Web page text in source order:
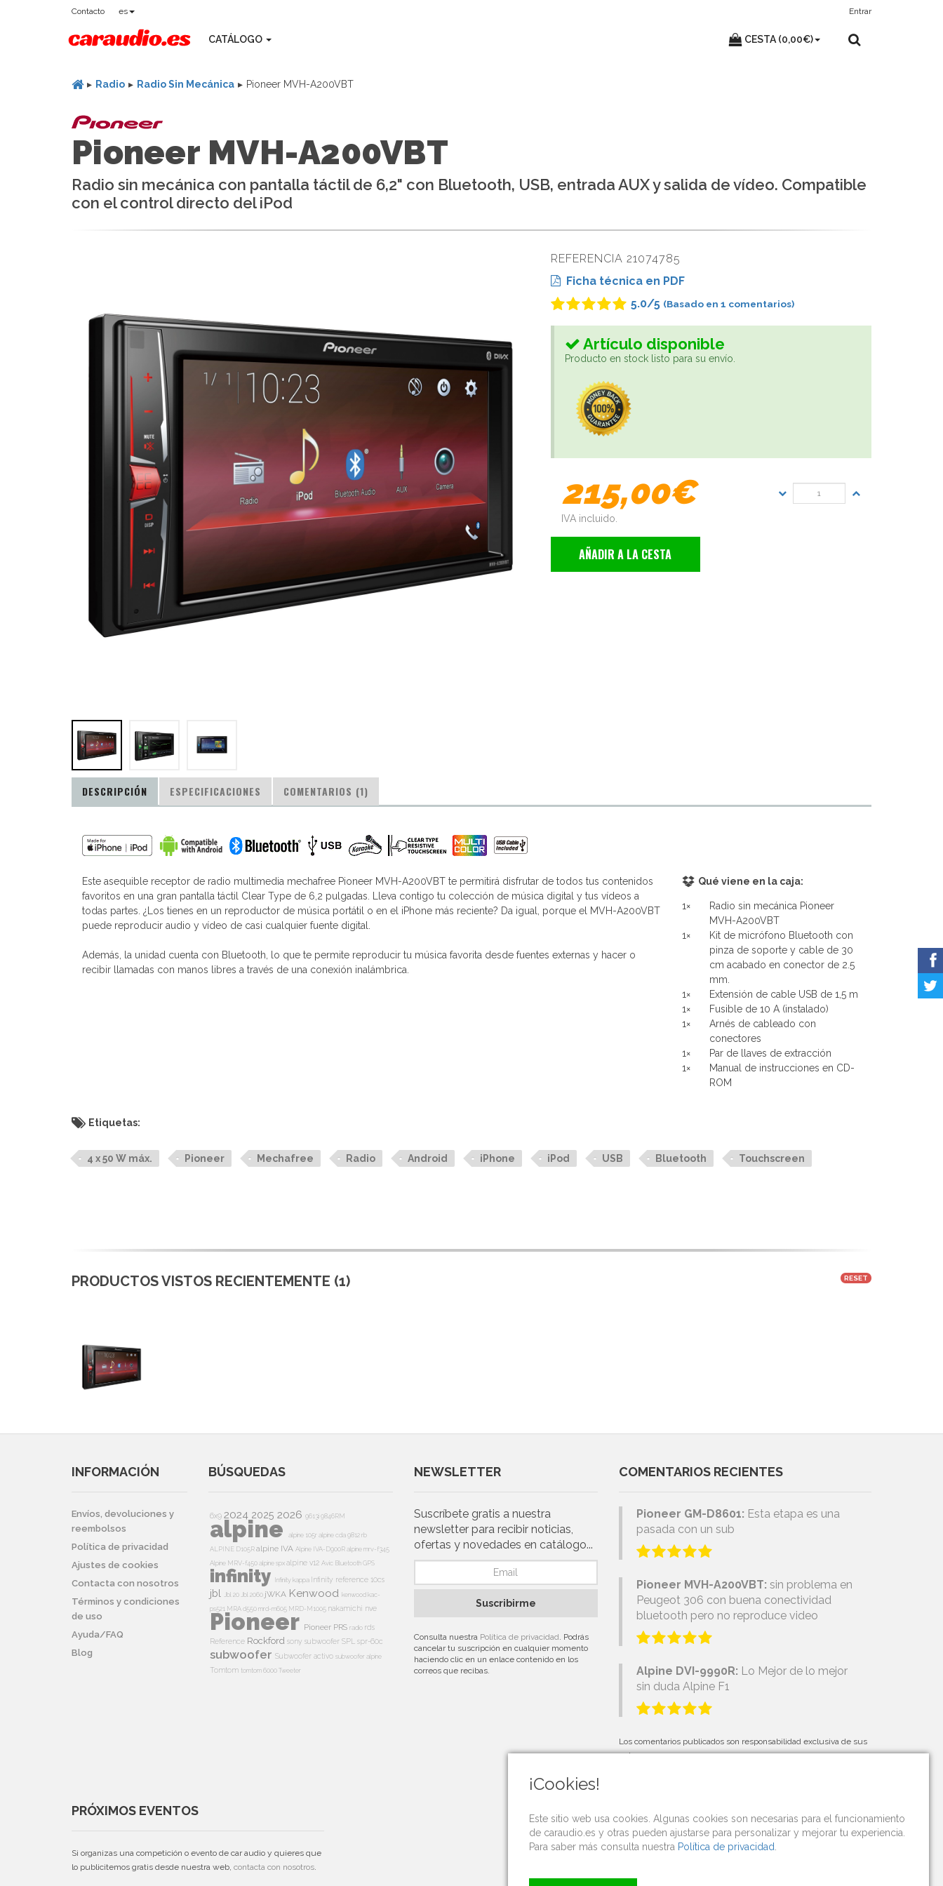
Contacto es Entrar
CATÁLOGO CESTA (0,00€)
Radio Radio Sin Mecánica Pioneer MVH-A200VBT
Pioneer MVH-A200VBT
Radio sin mecánica con pantalla táctil de 6,2" con Bluetooth, USB, entrada AUX y salida de vídeo. Compatible
con el control directo del iPod
REFERENCIA 21074785
Ficha técnica en PDF
5.0/5 (Basado en 1 comentarios)
Artículo disponible
Producto en stock listo para su envío.
215,00€
IVA incluido.
AÑADIR A LA CESTA
DESCRIPCIÓN ESPECIFICACIONES COMENTARIOS (1)
Este asequible receptor de radio multimedia mechafree Pioneer MVH-A200VBT te permitirá disfrutar de todos tus contenidos
favoritos en una gran pantalla táctil Clear Type de 6,2 pulgadas. Lleva contigo tu colección de música digital y tus vídeos a
todas partes. ¿Los tienes en un reproductor de música portátil o en el iPhone más reciente? Da igual, porque el MVH-A200VBT
puede reproducir audio y vídeo de casi cualquier fuente digital.
Además, la unidad cuenta con Bluetooth, lo que te permite reproducir tu música favorita desde fuentes externas y hacer o
recibir llamadas con manos libres a través de una conexión inalámbrica.
Qué viene en la caja:
1×
Radio sin mecánica Pioneer
MVH-A200VBT
1×
Kit de micrófono Bluetooth con
pinza de soporte y cable de 30
cm acabado en conector de 2.5
mm.
1×
Extensión de cable USB de 1,5 m
1×
Fusible de 10 A (instalado)
1×
Arnés de cableado con
conectores
1×
Par de llaves de extracción
1×
Manual de instrucciones en CD-
ROM
Etiquetas:
4 x 50 W máx. Pioneer Mechafree Radio Android iPhone iPod USB Bluetooth Touchscreen
PRODUCTOS VISTOS RECIENTEMENTE (1) RESET
INFORMACIÓN
Envíos, devoluciones y
reembolsos
Política de privacidad
Ajustes de cookies
Contacta con nosotros
Términos y condiciones
de uso
Ayuda/FAQ
Blog
BÚSQUEDAS
6x9 2024 2025 2026 9613i9846RM
alpine alpine 105r alpine cda 9812 rb
ALPINE D105Ralpine IVA Alpine IVA-D900Ralpine mrv-f345
Alpine MRV-f450alpine spxalpine v12 Avic BluetoothGPS
infinity Infinity kappa Infinity reference 10cs
jbl Jbl 20 Jbl 2060 jWKA Kenwood kenwood kac-
ps521 MRA d550mrd-m605 MRD-M1005 nakamichi nve
Pioneer Pioneer PRS radio rds
Reference Rockford sony subwoofer SPL spr-60c
subwoofer Subwoofer activo subwoofer alpine
Tomtom tomtom 6000Tweeter
NEWSLETTER
Suscríbete gratis a nuestra
newsletter para recibir noticias,
ofertas y novedades en catálogo...
Suscribirme
Consulta nuestra Política de privacidad. Podrás
cancelar tu suscripción en cualquier momento
haciendo clic en un enlace contenido en los
correos que recibas.
COMENTARIOS RECIENTES
Pioneer GM-D8601: Esta etapa es una
pasada con un sub
Pioneer MVH-A200VBT: sin problema en
Peugeot 306 con buena conectividad
bluetooth pero no reproduce video
Alpine DVI-9990R: Lo Mejor de lo mejor
sin duda Alpine F1
Los comentarios publicados son responsabilidad exclusiva de sus
autores.
PRÓXIMOS EVENTOS
Si organizas una competición o evento de car audio y quieres que
lo publicitemos gratis desde nuestra web, contacta con nosotros.
¡Cookies!
Este sitio web usa cookies. Algunas cookies son necesarias para el funcionamiento
de caraudio.es y otras pueden ajustarse para personalizar y mejorar tu experiencia.
Para saber más consulta nuestra Política de privacidad